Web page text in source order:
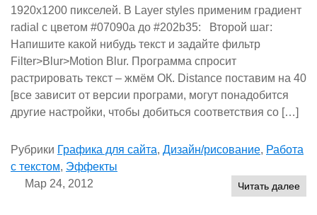
1920х1200 пикселей. В Layer styles применим градиент
radial с цветом #07090a до #202b35: Второй шаг:
Напишите какой нибудь текст и задайте фильтр
Filter>Blur>Motion Blur. Программа спросит
растрировать текст – жмём ОК. Distance поставим на 40
[все зависит от версии програми, могут понадобится
другие настройки, чтобы добиться соответствия со […]
Рубрики Графика для сайта, Дизайн/рисование, Работа
с текстом, Эффекты
Мар 24, 2012
Читать далее